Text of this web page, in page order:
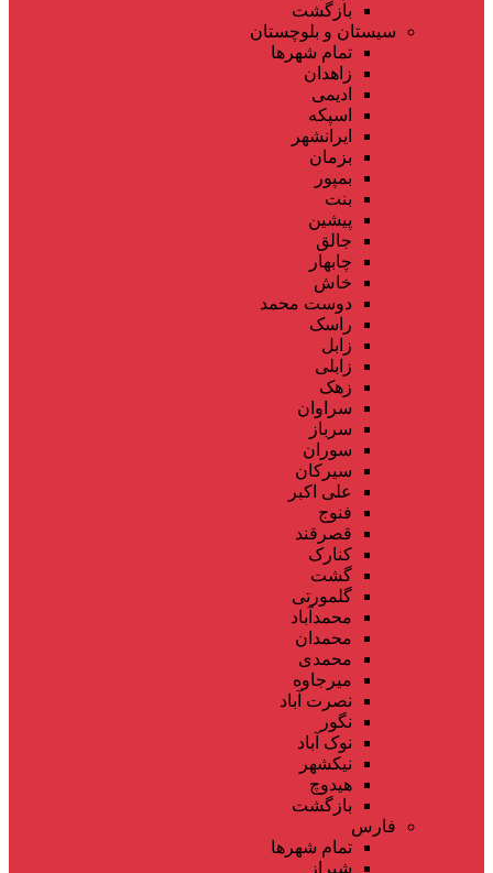
بازگشت
سیستان و بلوچستان
تمام شهر‌ها
زاهدان
ادیمی
اسپکه
ایرانشهر
بزمان
بمپور
بنت
پیشین
جالق
چابهار
خاش
دوست محمد
راسک
زابل
زابلی
زهک
سراوان
سرباز
سوران
سیرکان
علی اکبر
فنوج
قصرقند
کنارک
گشت
گلمورتی
محمدآباد
محمدان
محمدی
میرجاوه
نصرت آباد
نگور
نوک آباد
نیکشهر
هیدوچ
بازگشت
فارس
تمام شهر‌ها
شیراز